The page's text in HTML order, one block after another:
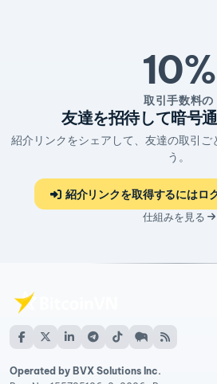
10%
取引手数料の
友達を招待して暗号
紹介リンクをシェアして、友達の取引ご
う。
紹介リンクを取得するにはロ
仕組みを見る
Operated by BVX Solutions Inc.